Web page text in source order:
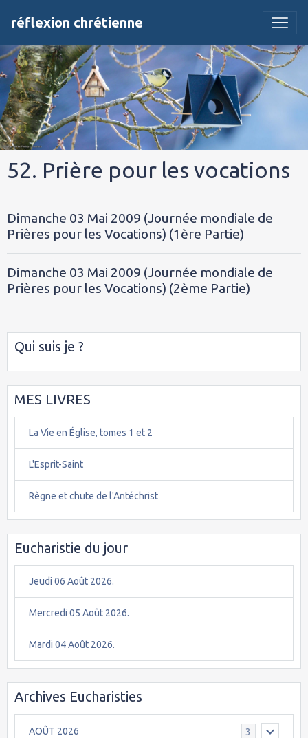
réflexion chrétienne
52. Prière pour les vocations
Dimanche 03 Mai 2009 (Journée mondiale de
Prières pour les Vocations) (1ère Partie)
Dimanche 03 Mai 2009 (Journée mondiale de
Prières pour les Vocations) (2ème Partie)
Qui suis je ?
MES LIVRES
La Vie en Église, tomes 1 et 2
L'Esprit-Saint
Règne et chute de l'Antéchrist
Eucharistie du jour
Jeudi 06 Août 2026.
Mercredi 05 Août 2026.
Mardi 04 Août 2026.
Archives Eucharisties
AOÛT 2026 3